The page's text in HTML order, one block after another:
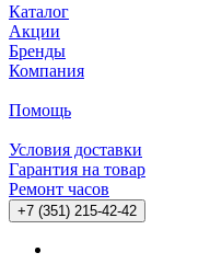
Каталог
Акции
Бренды
Компания
Помощь
Условия доставки
Гарантия на товар
Ремонт часов
+7 (351) 215-42-42